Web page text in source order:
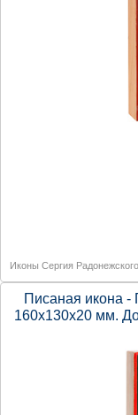
Иконы Сергия Радонежского
Писаная икона
160х130х20 мм.